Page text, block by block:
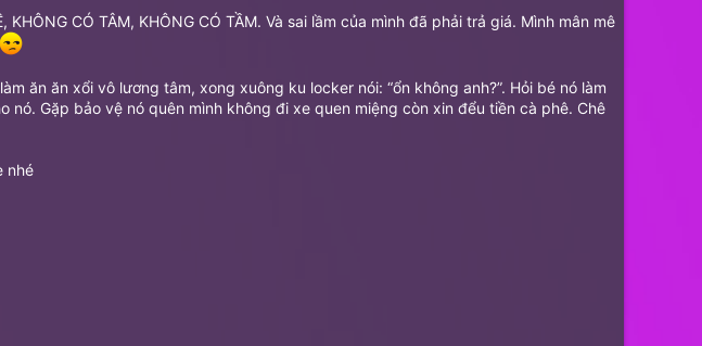
CÓ TÂM, KHÔNG CÓ TẦM. Và sai lầm của mình đã phải trả giá. Mình mân mê
ăn ăn xổi vô lương tâm, xong xuông ku locker nói: “ổn không anh?”. Hỏi bé nó làm
nó. Gặp bảo vệ nó quên mình không đi xe quen miệng còn xin đểu tiền cà phê. Chê
nhé